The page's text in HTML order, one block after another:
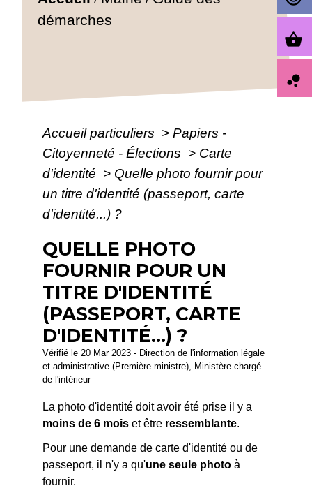
démarches
Accueil particuliers > Papiers -
Citoyenneté - Élections > Carte
d'identité > Quelle photo fournir pour
un titre d'identité (passeport, carte
d'identité...) ?
QUELLE PHOTO
FOURNIR POUR UN
TITRE D'IDENTITÉ
(PASSEPORT, CARTE
D'IDENTITÉ...) ?
Vérifié le 20 Mar 2023 - Direction de l'information légale
et administrative (Première ministre), Ministère chargé
de l'intérieur
La photo d'identité doit avoir été prise il y a
moins de 6 mois et être ressemblante.
Pour une demande de carte d'identité ou de
passeport, il n'y a qu'une seule photo à
fournir.
shopping_basket
bubble_chart